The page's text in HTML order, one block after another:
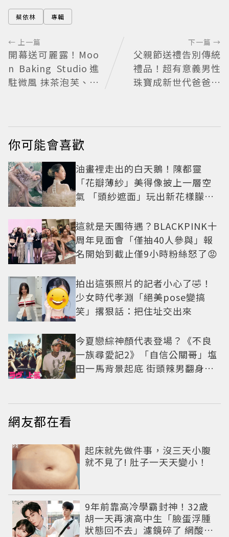
蔡依林 專輯
← 上一篇
開幕送可麗露！Moo
n Baking Studio進
駐微風 抹茶泡芙、芒
下一篇 →
父親節送禮告別傳統
禮品！超有意義男性
珠寶成新世代爸爸時
你可能會喜歡
油畫裡走出的白天鵝！陳都靈
「花瓣薄紗」美得像披上一層空
氣 「頭紗遮面」玩出新花樣朦朧
這就是天團待遇？BLACKPINK十
周年見面會「僅抽40人參與」報
名開始到截止僅9小時粉絲怒了😡
拍出這張照片的記者小心了🤣！
少女時代孝淵「絕美pose變搞
笑」撂狠話：把住址交出來
今夏戀綜神顏代表登場？《不良
一族尋愛記2》「自信公關哥」塩
田一馬背景起底 街頭辣男翻身當
網友都在看
起床就先做件事，沒三天小腹
就不見了! 肚子一天天變小！
PR
9年前靠高冷學霸封神！32歲
胡一天再演高中生「臉蛋浮腫
狀態回不去」濾鏡碎了 網酸：